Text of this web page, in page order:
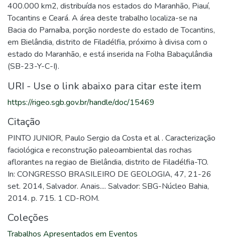
400.000 km2, distribuída nos estados do Maranhão, Piauí,
Tocantins e Ceará. A área deste trabalho localiza-se na
Bacia do Parnaíba, porção nordeste do estado de Tocantins,
em Bielândia, distrito de Filadélfia, próximo à divisa com o
estado do Maranhão, e está inserida na Folha Babaçulândia
(SB-23-Y-C-I).
URI - Use o link abaixo para citar este item
https://rigeo.sgb.gov.br/handle/doc/15469
Citação
PINTO JUNIOR, Paulo Sergio da Costa et al . Caracterização
faciológica e reconstrução paleoambiental das rochas
aflorantes na regiao de Bielândia, distrito de Filadélfia-TO.
In: CONGRESSO BRASILEIRO DE GEOLOGIA, 47, 21-26
set. 2014, Salvador. Anais.... Salvador: SBG-Núcleo Bahia,
2014. p. 715. 1 CD-ROM.
Coleções
Trabalhos Apresentados em Eventos